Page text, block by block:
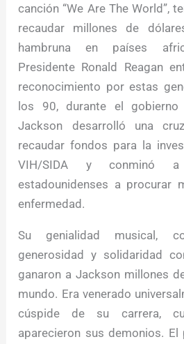
canción “We Are The World”,
recaudar millones de
hambruna en países
Presidente Ronald Reagan
reconocimiento por estas
los 90, durante el gobierno
Jackson desarrolló una
recaudar fondos para la
VIH/SIDA y conminó a
estadounidenses a procurar
enfermedad.
Su genialidad musical,
generosidad y solidaridad
ganaron a Jackson millones
mundo. Era venerado
cúspide de su carrera,
aparecieron sus demonios.